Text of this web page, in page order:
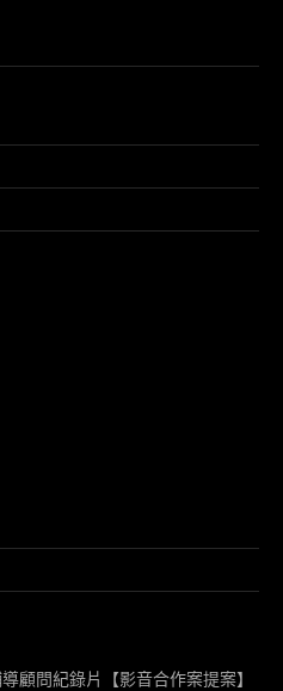
顧問紀錄片【影音合作案提案】